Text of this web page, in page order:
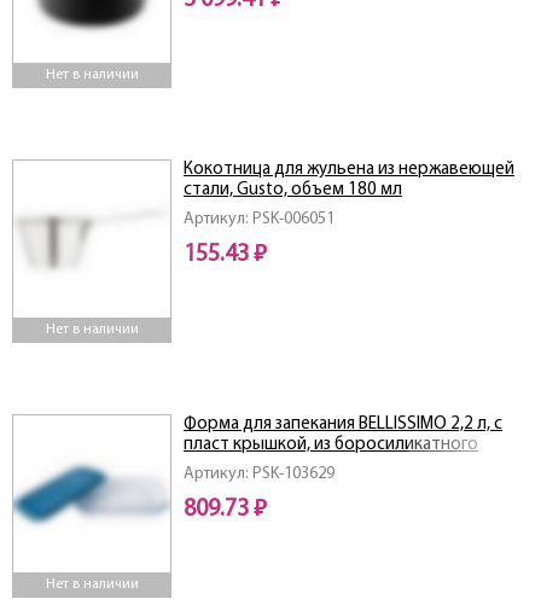
Нет в наличии
Нет в наличии
Артикул: PSK-006051
Кокотница для жульена из нержавеющей
стали, Gusto, объем 180 мл
155.43 ₽
Нет в наличии
Артикул: PSK-103629
Форма для запекания BELLISSIMO 2,2 л, с
пласт крышкой, из боросиликатного
стекла
809.73 ₽